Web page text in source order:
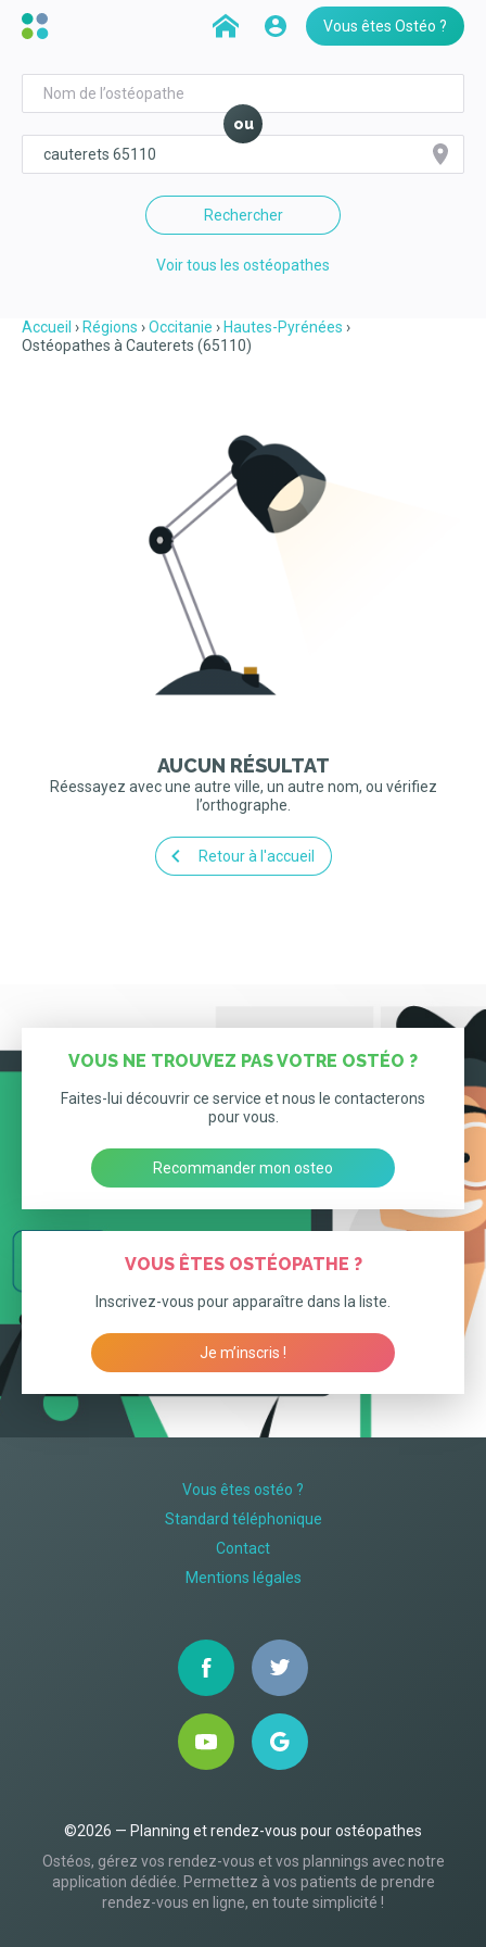
Vous êtes Ostéo ?
ou
Rechercher
Voir tous les ostéopathes
Accueil Régions Occitanie
Hautes-Pyrénées
Ostéopathes à Cauterets (65110)
AUCUN RÉSULTAT
Réessayez avec une autre ville, un autre nom, ou vérifiez
l’orthographe.
Retour à l'accueil
VOUS NE TROUVEZ PAS VOTRE OSTÉO ?
Faites-lui découvrir ce service et nous le contacterons
pour vous.
Recommander mon osteo
VOUS ÊTES OSTÉOPATHE ?
Inscrivez-vous pour apparaître dans la liste.
Je m’inscris !
Vous êtes ostéo ?
Standard téléphonique
Contact
Mentions légales
©2026 — Planning et rendez-vous pour ostéopathes
Ostéos, gérez vos rendez-vous et vos plannings avec notre
application dédiée. Permettez à vos patients de prendre
rendez-vous en ligne, en toute simplicité !